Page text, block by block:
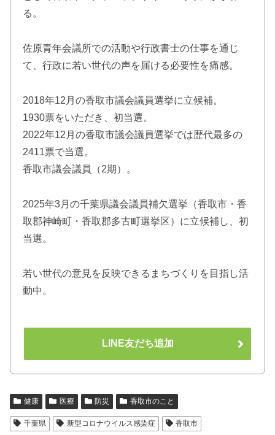
る。
佐原青年会議所での活動や行政書士の仕事を通じ
て、行政に若い世代の声を届ける必要性を痛感。
2018年12月の香取市議会議員選挙に立候補。
1930票をいただき、初当選。
2022年12月の香取市議会議員選挙では歴代最多の
2411票で当選。
香取市議会議員（2期）。
2025年3月の千葉県議会議員補欠選挙（香取市・香
取郡神崎町・香取郡多古町選挙区）に立候補し、初
当選。
若い世代の意見を反映できるまちづくりを目指し活
動中。
LINE友だち追加
健康 医療 防災 香取市のこと
千葉県 新型コロナウイルス感染症 香取市